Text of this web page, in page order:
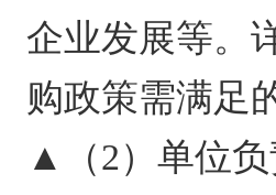
企业发展等。
购政策需满足
▲（2）单位